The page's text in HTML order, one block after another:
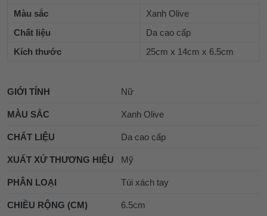
Màu sắc
Xanh Olive
Chất liệu
Da cao cấp
Kích thước
25cm x 14cm x 6.5cm
GIỚI TÍNH Nữ
MÀU SẮC Xanh Olive
CHẤT LIỆU Da cao cấp
XUẤT XỨ THƯƠNG HIỆU Mỹ
PHÂN LOẠI Túi xách tay
CHIỀU RỘNG (CM) 6.5cm